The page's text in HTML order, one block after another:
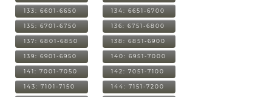
133: 6601-6650 134: 6651-6700
135: 6701-6750 136: 6751-6800
137: 6801-6850 138: 6851-6900
139: 6901-6950 140: 6951-7000
141: 7001-7050 142: 7051-7100
143: 7101-7150 144: 7151-7200